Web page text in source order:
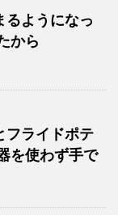
るようになっ
から
フライドポテ
を使わず手で